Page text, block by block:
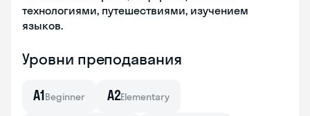
технологиями, путешествиями, изучением
языков.
Уровни преподавания
A1Beginner A2Elementary